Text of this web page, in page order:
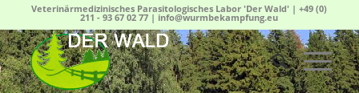
Veterinärmedizinisches Parasitologisches Labor 'Der Wald' |+49 (0)
211 - 93 67 02 77 | info@wurmbekampfung.eu